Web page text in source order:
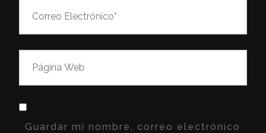
Guardar mi nombre, correo electrónico